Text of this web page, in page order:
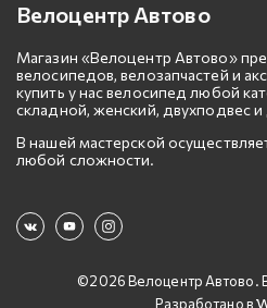
Велоцентр Автово
Магазин «Велоцентр Автово»
велосипедов, велозапчастей и
купить у нас велосипед любой
складной, женский, двухподвес и
В нашей мастерской
любой сложности.
©2026 Велоцентр Автово.
Разработано в